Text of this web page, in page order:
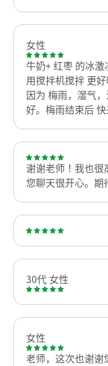
女性
牛奶+ 红枣 的冰
用搅拌机搅拌 更
因为 梅雨，湿气
好。梅雨结束后 快
谢谢老师！我也很
您聊天很开心。期
30代 女性
女性
老师，这次也谢